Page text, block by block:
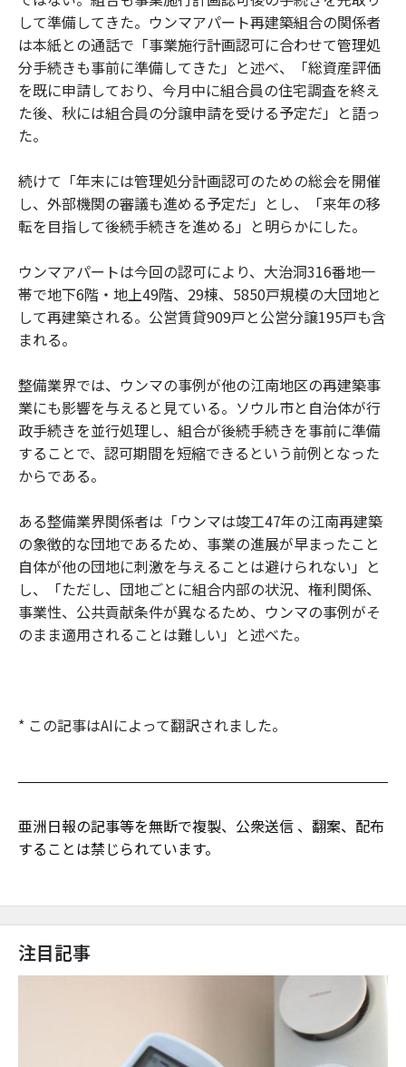
して準備してきた。ウンマアパート再建築組合の関係者
は本紙との通話で「事業施行計画認可に合わせて管理処
分手続きも事前に準備してきた」と述べ、「総資産評価
を既に申請しており、今月中に組合員の住宅調査を終え
た後、秋には組合員の分譲申請を受ける予定だ」と語っ
た。
続けて「年末には管理処分計画認可のための総会を開催
し、外部機関の審議も進める予定だ」とし、「来年の移
転を目指して後続手続きを進める」と明らかにした。
ウンマアパートは今回の認可により、大治洞316番地一
帯で地下6階・地上49階、29棟、5850戸規模の大団地と
して再建築される。公営賃貸909戸と公営分譲195戸も含
まれる。
整備業界では、ウンマの事例が他の江南地区の再建築事
業にも影響を与えると見ている。ソウル市と自治体が行
政手続きを並行処理し、組合が後続手続きを事前に準備
することで、認可期間を短縮できるという前例となった
からである。
ある整備業界関係者は「ウンマは竣工47年の江南再建築
の象徴的な団地であるため、事業の進展が早まったこと
自体が他の団地に刺激を与えることは避けられない」と
し、「ただし、団地ごとに組合内部の状況、権利関係、
事業性、公共貢献条件が異なるため、ウンマの事例がそ
のまま適用されることは難しい」と述べた。
* この記事はAIによって翻訳されました。
亜洲日報の記事等を無断で複製、公衆送信 、翻案、配布
することは禁じられています。
注目記事